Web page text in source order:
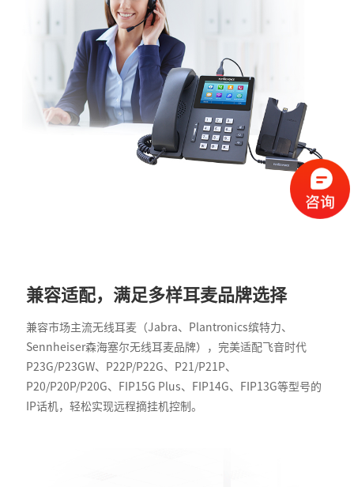
兼容适配，满足多样耳麦品牌选择
兼容市场主流无线耳麦（Jabra、Plantronics缤特力、
Sennheiser森海塞尔无线耳麦品牌），完美适配飞音时代
P23G/P23GW、P22P/P22G、P21/P21P、
P20/P20P/P20G、FIP15G Plus、FIP14G、FIP13G等型号的
IP话机，轻松实现远程摘挂机控制。